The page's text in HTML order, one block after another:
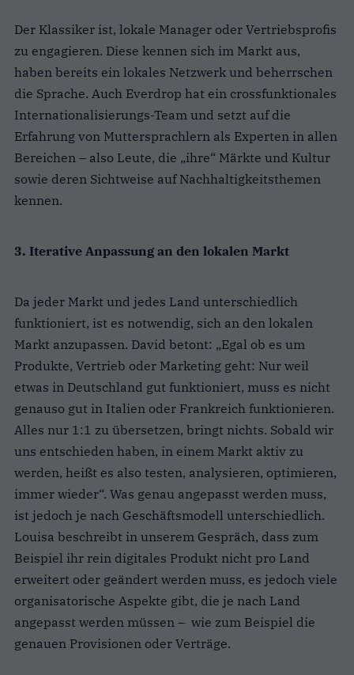
Der Klassiker ist, lokale Manager oder Vertriebsprofis
zu engagieren. Diese kennen sich im Markt aus,
haben bereits ein lokales Netzwerk und beherrschen
die Sprache. Auch Everdrop hat ein crossfunktionales
Internationalisierungs-Team und setzt auf die
Erfahrung von Muttersprachlern als Experten in allen
Bereichen – also Leute, die „ihre“ Märkte und Kultur
sowie deren Sichtweise auf Nachhaltigkeitsthemen
kennen.
3. Iterative Anpassung an den lokalen Markt
Da jeder Markt und jedes Land unterschiedlich
funktioniert, ist es notwendig, sich an den lokalen
Markt anzupassen. David betont: „Egal ob es um
Produkte, Vertrieb oder Marketing geht: Nur weil
etwas in Deutschland gut funktioniert, muss es nicht
genauso gut in Italien oder Frankreich funktionieren.
Alles nur 1:1 zu übersetzen, bringt nichts. Sobald wir
uns entschieden haben, in einem Markt aktiv zu
werden, heißt es also testen, analysieren, optimieren,
immer wieder“. Was genau angepasst werden muss,
ist jedoch je nach Geschäftsmodell unterschiedlich.
Louisa beschreibt in unserem Gespräch, dass zum
Beispiel ihr rein digitales Produkt nicht pro Land
erweitert oder geändert werden muss, es jedoch viele
organisatorische Aspekte gibt, die je nach Land
angepasst werden müssen – wie zum Beispiel die
genauen Provisionen oder Verträge.